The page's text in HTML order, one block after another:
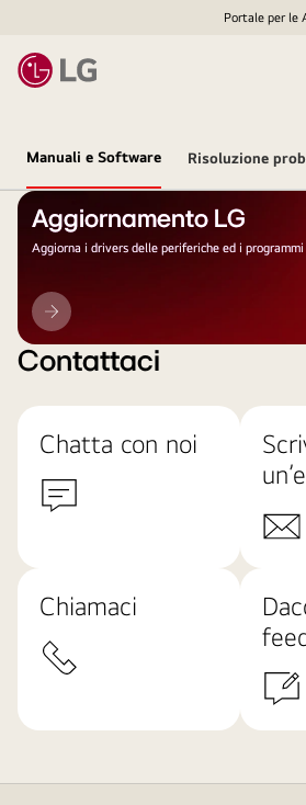
Portale per le
Manuali e Software Risoluzione
Aggiornamento LG
Aggiorna i drivers delle periferiche ed i
Aggiornamento
LG
Contattaci
Chatta con noi
Chiamaci